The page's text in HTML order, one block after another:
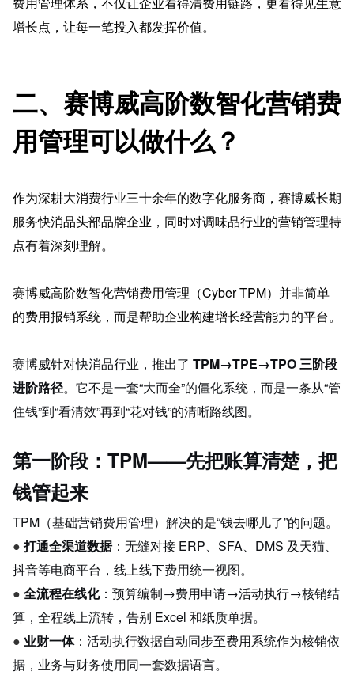
增长点，让每一笔投入都发挥价值。
二、赛博威高阶数智化营销费
用管理可以做什么？
作为深耕大消费行业三十余年的数字化服务商，赛博威长期
服务快消品头部品牌企业，同时对调味品行业的营销管理特
点有着深刻理解。
赛博威高阶数智化营销费用管理（Cyber TPM）并非简单
的费用报销系统，而是帮助企业构建增长经营能力的平台。
赛博威针对快消品行业，推出了 TPM→TPE→TPO 三阶段
进阶路径。它不是一套“大而全”的僵化系统，而是一条从“管
住钱”到“看清效”再到“花对钱”的清晰路线图。
第一阶段：TPM——先把账算清楚，把
钱管起来
TPM（基础营销费用管理）解决的是“钱去哪儿了”的问题。
● 打通全渠道数据：无缝对接 ERP、SFA、DMS 及天猫、
抖音等电商平台，线上线下费用统一视图。
● 全流程在线化：预算编制→费用申请→活动执行→核销结
算，全程线上流转，告别 Excel 和纸质单据。
● 业财一体：活动执行数据自动同步至费用系统作为核销依
据，业务与财务使用同一套数据语言。